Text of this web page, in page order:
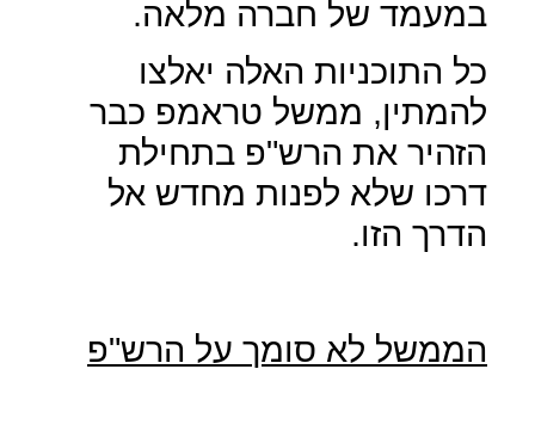
במעמד של חברה מלאה.
כל התוכניות האלה יאלצו
להמתין, ממשל טראמפ כבר
הזהיר את הרש"פ בתחילת
דרכו שלא לפנות מחדש אל
הדרך הזו.
הממשל לא סומך על הרש"פ